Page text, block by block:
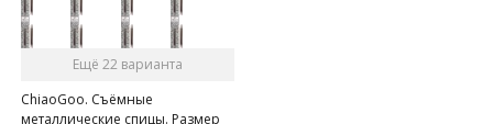
Ещё 22 варианта
ChiaoGoo. Съёмные
металлические спицы. Размер